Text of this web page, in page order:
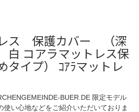
ス 保護カバー （深
コアラマットレス保
タイプ） ｺｱﾗマットレ
BUER.DE 限定モデル
使い心地などをご紹介いただいておりま